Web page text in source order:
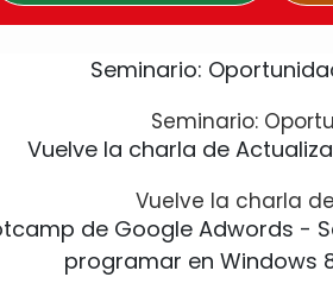
Seminario:
Vuelve la charla